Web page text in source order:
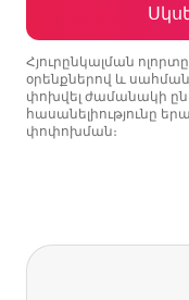
Հյուրընկալման
օրենքներով և
փոխվել ժամանակի
հասանելիությունը
փոփոխման։